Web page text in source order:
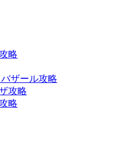
略
ザール攻略
攻略
略